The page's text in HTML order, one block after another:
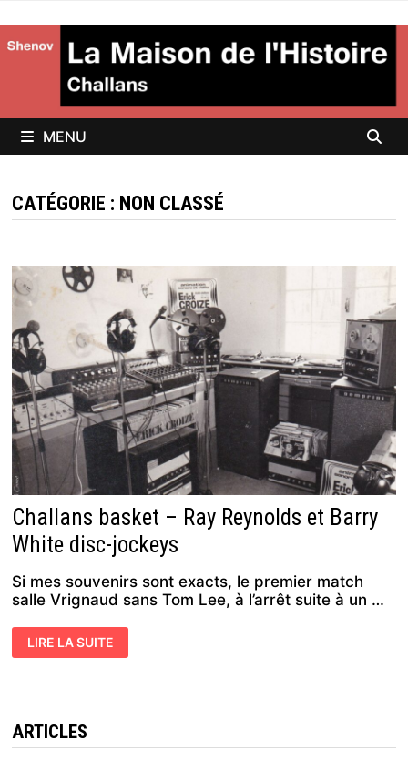
au
contenu
MENU
CATÉGORIE : NON CLASSÉ
Challans basket – Ray Reynolds et Barry
White disc-jockeys
Si mes souvenirs sont exacts, le premier match
salle Vrignaud sans Tom Lee, à l’arrêt suite à un …
CHALLANS
BASKET
WHITE
DISC-
JOCKEYS
LIRE LA SUITE
ARTICLES